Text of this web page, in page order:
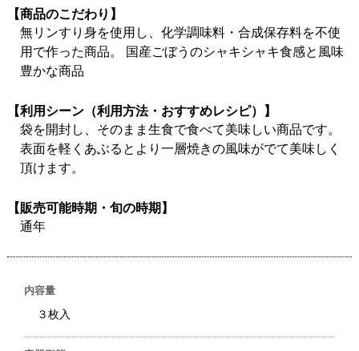
【商品のこだわり】
無リンすり身を使用し、化学調味料・合成保存料を不使
用で作った商品。 国産ごぼうのシャキシャキ食感と風味
豊かな商品
【利用シーン（利用方法・おすすめレシピ）】
袋を開封し、そのまま生食で食べて美味しい商品です。
表面を軽くあぶるとより一層焼きの風味がでて美味しく
頂けます。
【販売可能時期・旬の時期】
通年
内容量
３枚入